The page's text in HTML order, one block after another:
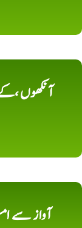
آنکھوں
آواز